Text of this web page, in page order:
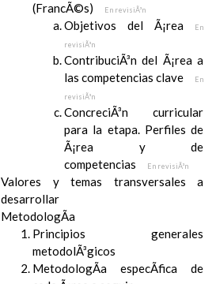
(FrancÃ©s) En revisiÃ³n
Objetivos del Ã¡rea
En
revisiÃ³n
ContribuciÃ³n del Ã¡rea a
las competencias clave
En
revisiÃ³n
ConcreciÃ³n curricular
para la etapa. Perfiles de
Ã¡rea y de
competencias
En revisiÃ³n
Valores y temas transversales a
desarrollar
MetodologÃ­a
Principios generales
metodolÃ³gicos
MetodologÃ­a especÃ­fica de